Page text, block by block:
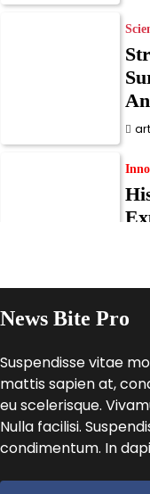
News Bite Pro
Suspendisse vitae
mattis sapien at,
eu scelerisque.
Nulla facilisi.
condimentum. In